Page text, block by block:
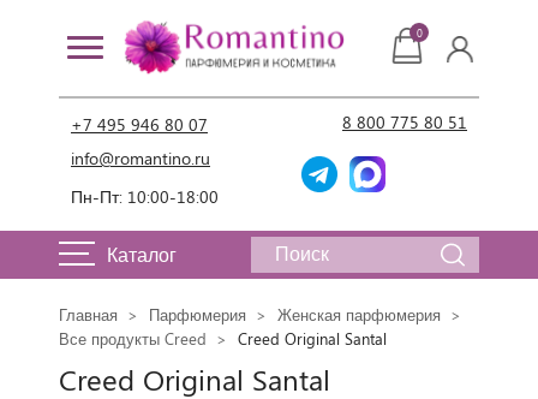
+7 495 946 80 07
info@romantino.ru
Пн-Пт: 10:00-18:00
8 800 775 80 51
0
Каталог
Главная Парфюмерия
Женская парфюмерия
Все продукты Creed
Creed Original Santal
Creed Original Santal